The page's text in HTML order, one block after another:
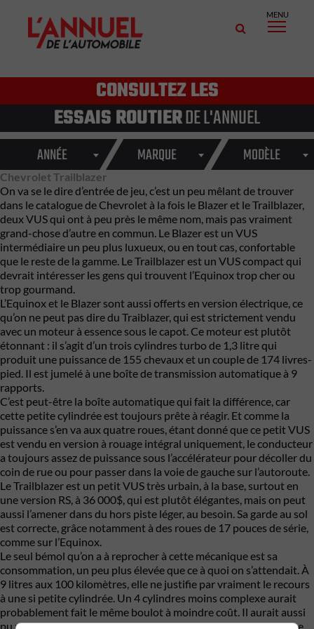
MENU
CONSULTEZ LES
ESSAIS ROUTIERDE L'ANNUEL
ANNÉE MARQUE MODÈLE
Chevrolet Trailblazer
On va se le dire d’entrée de jeu, c’est un peu mêlant de trouver
dans le catalogue de Chevrolet à la fois le Blazer et le Trailblazer,
deux VUS qui ont à peu près le même nom, mais pas vraiment
grand-chose d’autre en commun. Le Blazer est un VUS
intermédiaire un peu plus luxueux, ou en tout cas, confortable
que le reste de la gamme. Le Trailblazer est un VUS compact qui
devrait intéresser les gens qui trouvent l’Equinox trop cher ou
trop gourmand.
L’Equinox et le Blazer sont aussi offerts en version électrique, ce
qu’on ne peut pas dire du Traiblazer, qui est strictement vendu
avec un moteur à essence sous le capot. Ce moteur est plutôt
étonnant : il s’agit d’un trois cylindres turbo de 1,3 litre qui
produit une puissance de 155 chevaux et un couple de 174 livres-
pied. Il est jumelé à une boîte de transmission automatique à 9
rapports.
C’est peut-être la boîte automatique qui fait la différence, car
cette petite cylindrée est toujours prête à réagir. Et comme la
puissance s’en va aux quatre roues, étant donné que ce petit VUS
est vendu en version à rouage intégral uniquement, le conducteur
a toujours assez de puissance sous l’accélérateur pour décoller du
coin de rue ou pour passer dans la voie de gauche sur l’autoroute.
Le Trailblazer est un petit VUS très urbain, à la base, surtout en
une version RS, à 36 000$, qui est plutôt élégantes, mais on peut
aussi l’amener dans du hors piste léger, au besoin. Sa garde au sol
est correcte, grâce notamment à des roues de 17 pouces de série,
comme sur l’Equinox.
Le seul bémol qu’on a à reprocher à cette mécanique est sa
consommation, un peu plus élevée que ce à quoi on s’attendait. À
9 litres aux 100 kilomètres, elle ne justifie par vraiment le recours
à une si petite cylindrée. Un 4 cylindres moins complexe aurait
probablement fait le même boulot à moindre coût. Il aurait aussi
pu remorquer une charge un peu plus lourde. Chevrolet indique